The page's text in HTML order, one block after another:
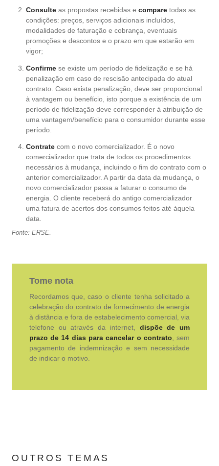
Consulteas propostas recebidas e comparetodas as
condições: preços, serviços adicionais incluídos,
modalidades de faturação e cobrança, eventuais
promoções e descontos e o prazo em que estarão em
vigor;
Confirmese existe um período de fidelização e se há
penalização em caso de rescisão antecipada do atual
contrato. Caso exista penalização, deve ser proporcional
à vantagem ou benefício, isto porque a existência de um
período de fidelização deve corresponder à atribuição de
uma vantagem/benefício para o consumidor durante esse
período.
Contratecom o novo comercializador. É o novo
comercializador que trata de todos os procedimentos
necessários à mudança, incluindo o fim do contrato com o
anterior comercializador. A partir da data da mudança, o
novo comercializador passa a faturar o consumo de
energia. O cliente receberá do antigo comercializador
uma fatura de acertos dos consumos feitos até àquela
data.
Fonte: ERSE.
Tome nota
Recordamos que, caso o cliente tenha solicitado a
celebração do contrato de fornecimento de energia
à distância e fora de estabelecimento comercial, via
telefone ou através da internet, dispõe de um
prazo de 14 dias para cancelar o contrato , sem
pagamento de indemnização e sem necessidade
de indicar o motivo.
OUTROS TEMAS